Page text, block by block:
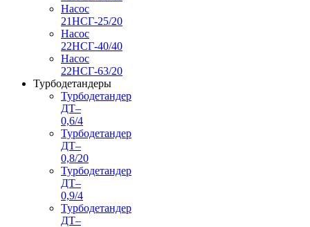
Насос
21НСГ-25/20
Насос
22НСГ-40/40
Насос
22НСГ-63/20
Турбодетандеры
Турбодетандер
ДТ–
0,6/4
Турбодетандер
ДТ–
0,8/20
Турбодетандер
ДТ–
0,9/4
Турбодетандер
ДТ–